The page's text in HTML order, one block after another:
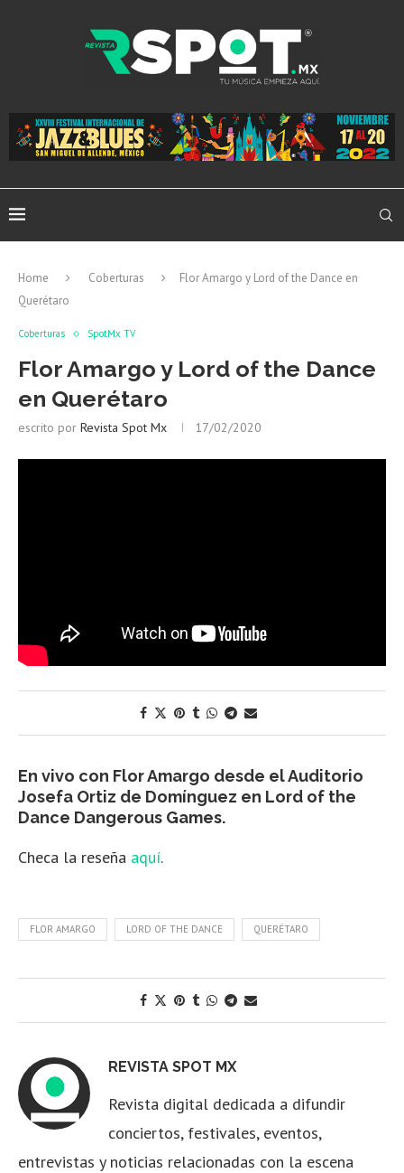
Home Coberturas
Flor Amargo y Lord of the Dance en
Querétaro
Coberturas SpotMx TV
Flor Amargo y Lord of the Dance
en Querétaro
escrito por Revista Spot Mx 17/02/2020
En vivo con Flor Amargo desde el Auditorio
Josefa Ortiz de Domínguez en Lord of the
Dance Dangerous Games.
Checa la reseña aquí.
FLOR AMARGO LORD OF THE DANCE QUERÉTARO
REVISTA SPOT MX
Revista digital dedicada a difundir
conciertos, festivales, eventos,
entrevistas y noticias relacionadas con la escena